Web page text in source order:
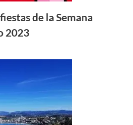
de la Semana
2023